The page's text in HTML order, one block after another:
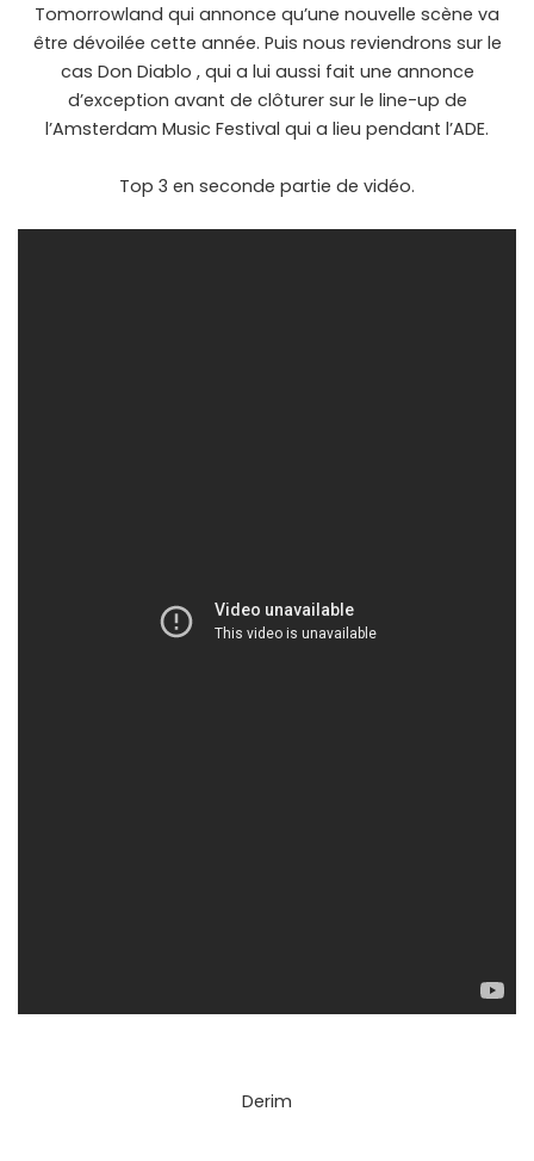
Tomorrowland qui annonce qu’une nouvelle scène va
être dévoilée cette année. Puis nous reviendrons sur le
cas Don Diablo , qui a lui aussi fait une annonce
d’exception avant de clôturer sur le line-up de
l’Amsterdam Music Festival qui a lieu pendant l’ADE.
Top 3 en seconde partie de vidéo.
Derim